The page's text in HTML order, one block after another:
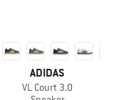
ADIDAS
VL Court 3.0